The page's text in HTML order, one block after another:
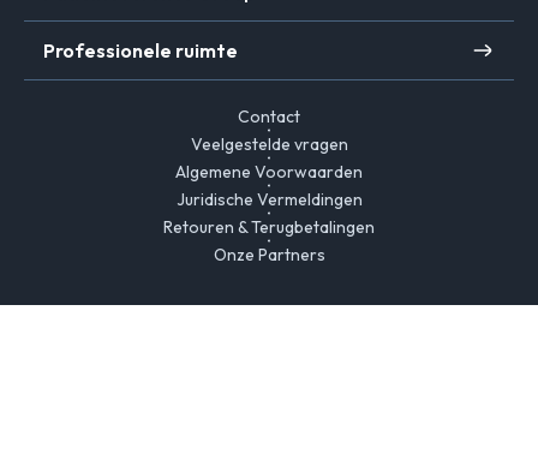
Professionele ruimte
Contact
Veelgestelde vragen
Algemene Voorwaarden
Juridische Vermeldingen
Retouren & Terugbetalingen
Onze Partners